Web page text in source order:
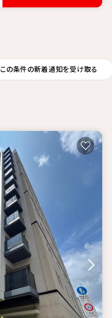
この条件の新着通知を受け取る